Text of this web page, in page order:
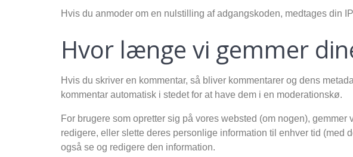
Hvis du anmoder om en nulstilling af adgangskoden, medtages din
Hvor længe vi gemmer
Hvis du skriver en kommentar, så bliver kommentarer og dens
kommentar automatisk i stedet for at have dem i en moderationskø.
For brugere som opretter sig på vores websted (om nogen),
redigere, eller slette deres personlige information til enhver tid
også se og redigere den information.